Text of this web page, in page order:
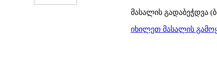
მასალის გადაბეჭდვა
იხილეთ მასალის